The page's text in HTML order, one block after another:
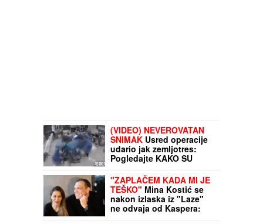
(VIDEO) NEVEROVATAN
SNIMAK Usred operacije
udario jak zemljotres:
Pogledajte KAKO SU
REAGOVALI japanski
hirurzi
"ZAPLAČEM KADA MI JE
TEŠKO" Mina Kostić se
nakon izlaska iz "Laze"
ne odvaja od Kaspera:
On joj se sada obratio